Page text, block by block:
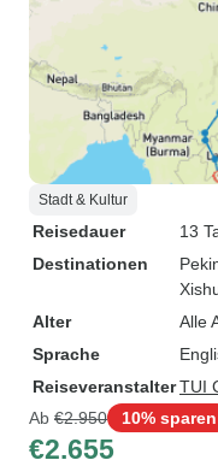
Stadt & Kultur
Reisedauer
13
Destinationen
Alter
Alle
Sprache
ReiseveranstalterTUI
Ab €2.950 10% sparen
€2.655